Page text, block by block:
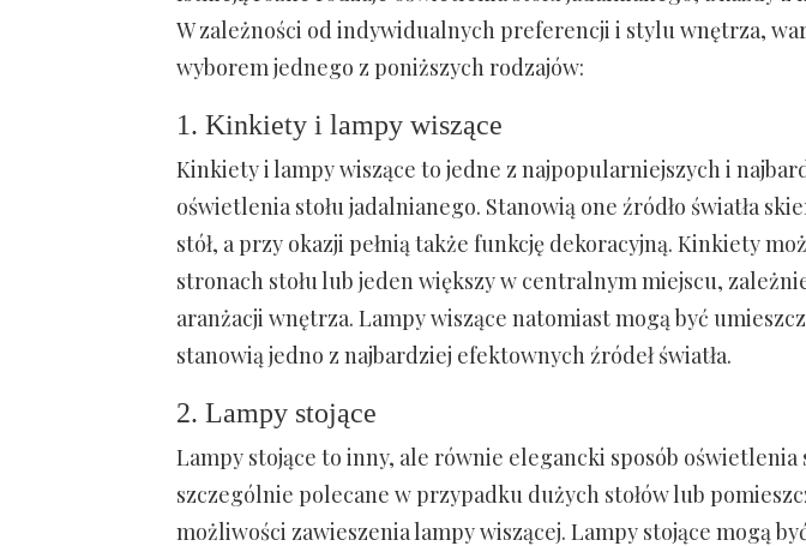
W zależności od indywidualnych preferencji i stylu wnętrza,
wyborem jednego z poniższych rodzajów:
1. Kinkiety i lampy wiszące
Kinkiety i lampy wiszące to jedne z najpopularniejszych i
oświetlenia stołu jadalnianego. Stanowią one źródło światła
stół, a przy okazji pełnią także funkcję dekoracyjną. Kinkiety
stronach stołu lub jeden większy w centralnym miejscu,
aranżacji wnętrza. Lampy wiszące natomiast mogą być
stanowią jedno z najbardziej efektownych źródeł światła.
2. Lampy stojące
Lampy stojące to inny, ale równie elegancki sposób oświetlenia
szczególnie polecane w przypadku dużych stołów lub
możliwości zawieszenia lampy wiszącej. Lampy stojące mogą